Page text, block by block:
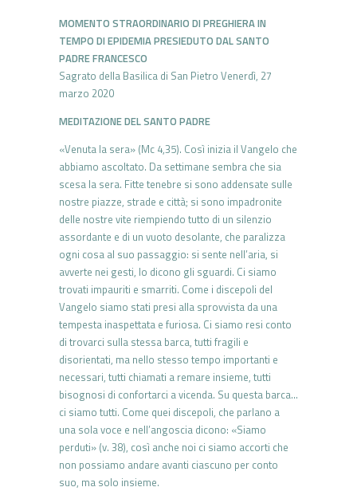
MOMENTO STRAORDINARIO DI PREGHIERA IN
TEMPO DI EPIDEMIAPRESIEDUTO DAL SANTO
PADRE FRANCESCO
Sagrato della Basilica di San Pietro Venerdì, 27
marzo 2020
MEDITAZIONE DEL SANTO PADRE
«Venuta la sera» (Mc 4,35). Così inizia il Vangelo che
abbiamo ascoltato. Da settimane sembra che sia
scesa la sera. Fitte tenebre si sono addensate sulle
nostre piazze, strade e città; si sono impadronite
delle nostre vite riempiendo tutto di un silenzio
assordante e di un vuoto desolante, che paralizza
ogni cosa al suo passaggio: si sente nell’aria, si
avverte nei gesti, lo dicono gli sguardi. Ci siamo
trovati impauriti e smarriti. Come i discepoli del
Vangelo siamo stati presi alla sprovvista da una
tempesta inaspettata e furiosa. Ci siamo resi conto
di trovarci sulla stessa barca, tutti fragili e
disorientati, ma nello stesso tempo importanti e
necessari, tutti chiamati a remare insieme, tutti
bisognosi di confortarci a vicenda. Su questa barca…
ci siamo tutti. Come quei discepoli, che parlano a
una sola voce e nell’angoscia dicono: «Siamo
perduti» (v. 38), così anche noi ci siamo accorti che
non possiamo andare avanti ciascuno per conto
suo, ma solo insieme.